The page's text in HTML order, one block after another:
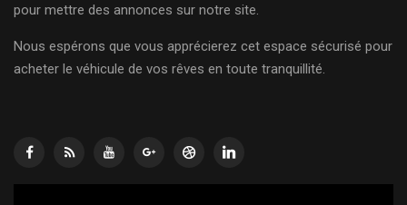
pour mettre des annonces sur notre site.
Nous espérons que vous apprécierez cet espace sécurisé pour
acheter le véhicule de vos rêves en toute tranquillité.